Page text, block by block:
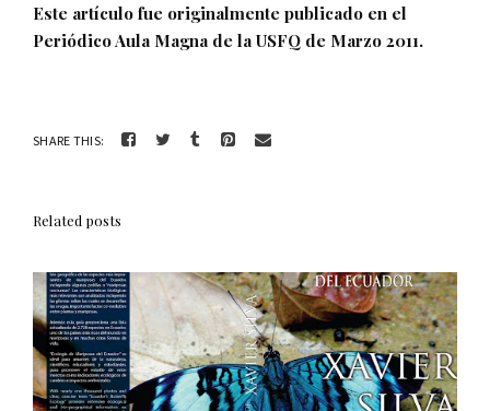
Este artículo fue originalmente publicado en el
Periódico Aula Magna de la USFQ de Marzo 2011.
SHARE THIS:
Related posts